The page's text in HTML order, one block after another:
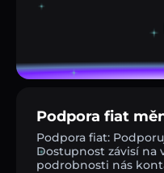
Podpora fiat
Podpora fiat:
Dostupnost závisí
podrobnosti nás